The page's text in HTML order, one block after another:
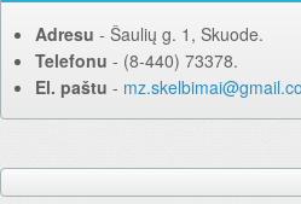
Adresu ‐ Šaulių g. 1, Skuode.
Telefonu ‐ (8-440) 73378.
El. paštu ‐